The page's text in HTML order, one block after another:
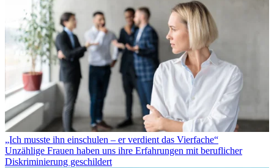
„Ich musste ihn einschulen – er verdient das Vierfache“
Unzählige Frauen haben uns ihre Erfahrungen mit beruflicher
Diskriminierung geschildert